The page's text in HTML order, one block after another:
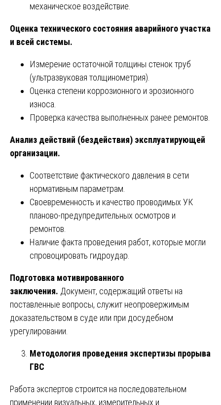
механическое воздействие.
Оценка технического состояния аварийного участка
и всей системы.
Измерение остаточной толщины стенок труб
(ультразвуковая толщинометрия).
Оценка степени коррозионного и эрозионного
износа.
Проверка качества выполненных ранее ремонтов.
Анализ действий (бездействия) эксплуатирующей
организации.
Соответствие фактического давления в сети
нормативным параметрам.
Своевременность и качество проводимых УК
планово-предупредительных осмотров и
ремонтов.
Наличие факта проведения работ, которые могли
спровоцировать гидроудар.
Подготовка мотивированного
заключения. Документ, содержащий ответы на
поставленные вопросы, служит неопровержимым
доказательством в суде или при досудебном
урегулировании.
Методология проведения экспертизы прорыва
ГВС
Работа экспертов строится на последовательном
применении визуальных, измерительных и